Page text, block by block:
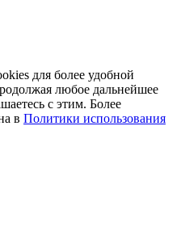
для более удобной
любое дальнейшее
с этим. Более
в Политики использования